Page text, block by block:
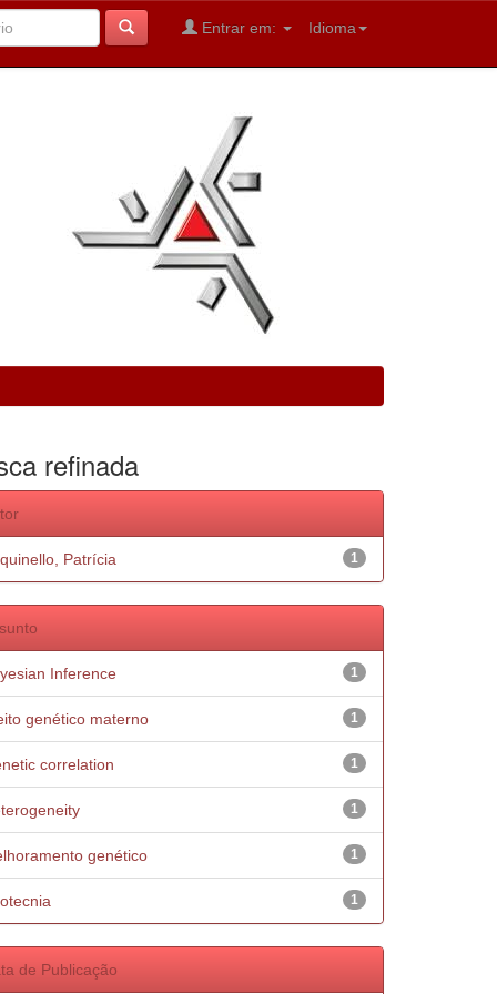
Idioma
Entrar em:
refinada
1
Patrícia
1
Inference
1
genético materno
1
correlation
1
1
genético
1
de Publicação